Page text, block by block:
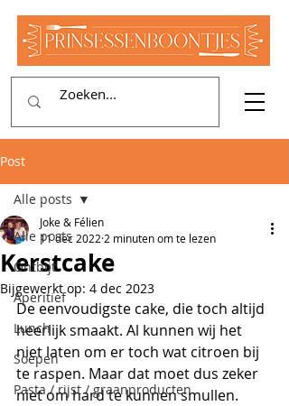
Post
Alle posts
Ontbijt
Aperitief
Lunch
Soepen
Pasta / rijst / graanproducten
Alle posts
Kerstcake
Joke & Félien
11 dec 2022 2 minuten om te lezen
Bijgewerkt op: 4 dec 2023
De eenvoudigste cake, die toch altijd
heerlijk smaakt. Al kunnen wij het
niet laten om er toch wat citroen bij
te raspen. Maar dat moet dus zeker
niet om hard te kunnen smullen.